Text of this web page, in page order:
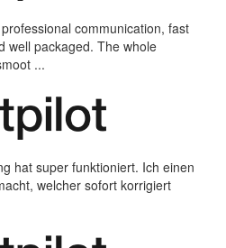
communication, fast
well packaged. The whole
...
hat super funktioniert. Ich einen
welcher sofort korrigiert